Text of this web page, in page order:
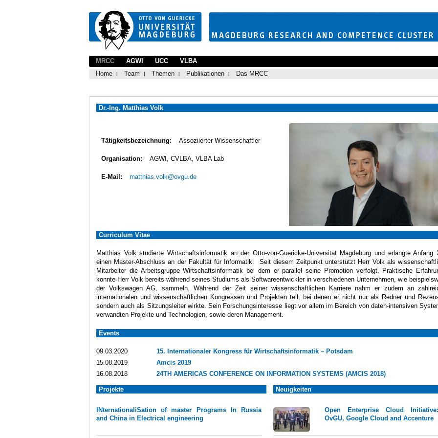
MRCC
Home
Team Themen Publikationen Das MRCC
AGWI UCC VLBA
Dr.-Ing. Matthias Volk
Tätigkeitsbezeichnung: Assoziierter Wissenschaftler
Organisation: AGWI, CVLBA, VLBA Lab
E-Mail: matthias.volk@ovgu.de
Curriculum Vitae
Matthias Volk studierte Wirtschaftsinformatik an der Otto-von-Guericke-Universität Magdeburg und erlangte Anfang
einen Master-Abschluss an der Fakultät für Informatik. Seit diesem Zeitpunkt unterstützt Herr Volk als
Mitarbeiter die Arbeitsgruppe Wirtschaftsinformatik bei dem er parallel seine Promotion verfolgt. Praktische
konnte Herr Volk bereits während seines Studiums als Softwareentwickler in verschiedenen Unternehmen, wie
der Volkswagen AG, sammeln. Während der Zeit seiner wissenschaftlichen Karriere nahm er zudem an
internationalen und wissenschaftlichen Kongressen und Projekten teil, bei denen er nicht nur als Redner und
sondern auch als Sitzungsleiter wirkte. Sein Forschungsinteresse liegt vor allem im Bereich von daten-intensiven
verwandten Projekte und Technologien, sowie deren Management.
Events
09.03.2020
15. Internationaler Kongress für Wirtschaftsinformatik – Potsdam
15.08.2019
Amcis 2019
16.08.2018
24TH AMERICAS CONFERENCE ON INFORMATION SYSTEMS (AMCIS 2018)
Projekte
INternationaliSation of master Programs In Russia
and China in Electrical engineering
Neuigkeiten
Open Enterprise Cloud Initiative:
OvGU, Google Cloud and Accenture